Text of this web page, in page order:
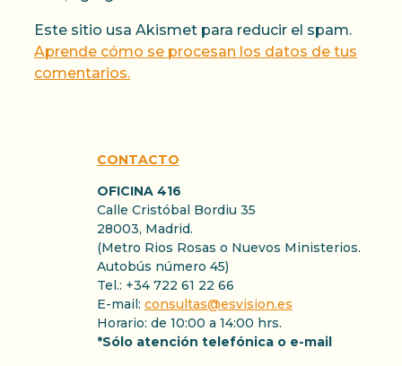
Este sitio usa Akismet para reducir el spam.
Aprende cómo se procesan los datos de tus
comentarios.
CONTACTO
OFICINA 416
Calle Cristóbal Bordiu 35
28003, Madrid.
(Metro Rios Rosas o Nuevos Ministerios.
Autobús número 45)
Tel.: +34 722 61 22 66
E-mail: consultas@esvision.es
Horario: de 10:00 a 14:00 hrs.
*Sólo atención telefónica o e-mail